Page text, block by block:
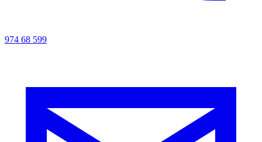
974 68 599